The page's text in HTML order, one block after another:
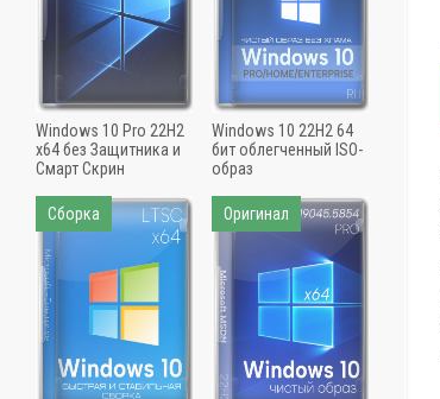
Windows 10 Pro 22H2
x64 без Защитника и
Смарт Скрин
Windows 10 22H2 64
бит облегченный ISO-
образ
Сборка Оригинал